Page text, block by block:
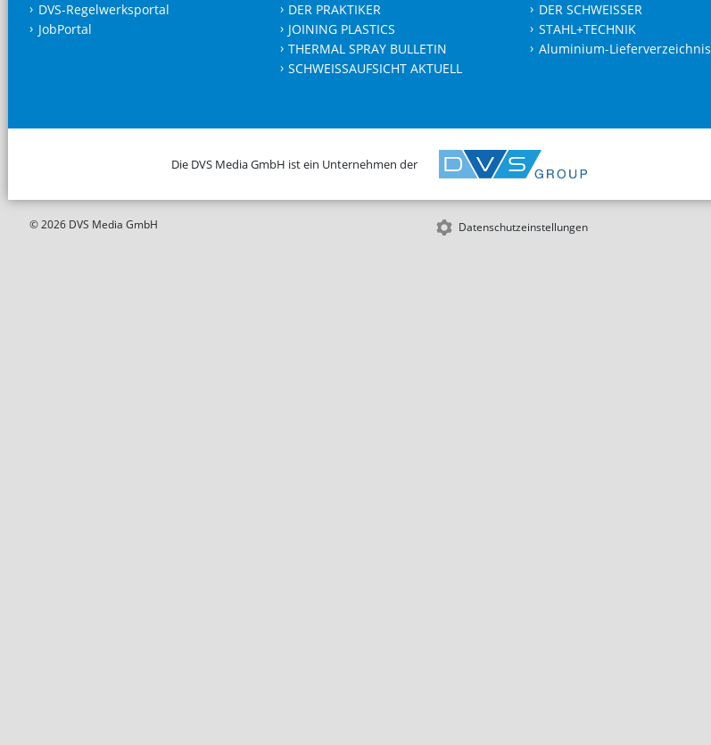
DVS-Regelwerksportal
JobPortal
DER PRAKTIKER
JOINING PLASTICS
THERMAL SPRAY BULLETIN
SCHWEISSAUFSICHT AKTUELL
DER SCHWEISSER
STAHL+TECHNIK
Aluminium-Lieferverzeichnis
Die DVS Media GmbH ist ein Unternehmen der
© 2026 DVS Media GmbH Datenschutzeinstellungen